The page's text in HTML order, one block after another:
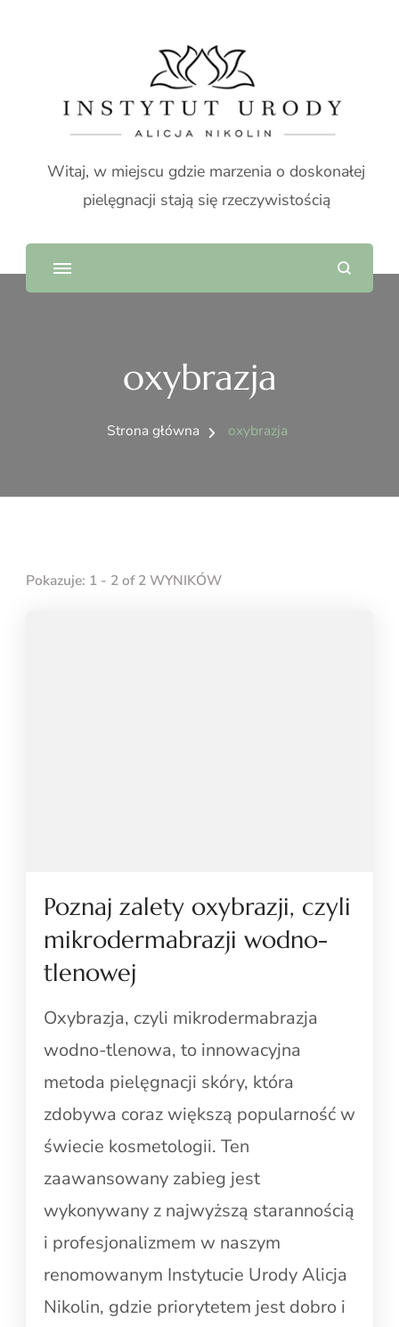
Witaj, w miejscu gdzie marzenia o doskonałej
pielęgnacji stają się rzeczywistością
oxybrazja
Strona główna oxybrazja
Pokazuje: 1 - 2 of 2 WYNIKÓW
Poznaj zalety oxybrazji, czyli
mikrodermabrazji wodno-
tlenowej
Oxybrazja, czyli mikrodermabrazja
wodno-tlenowa, to innowacyjna
metoda pielęgnacji skóry, która
zdobywa coraz większą popularność w
świecie kosmetologii. Ten
zaawansowany zabieg jest
wykonywany z najwyższą starannością
i profesjonalizmem w naszym
renomowanym Instytucie Urody Alicja
Nikolin, gdzie priorytetem jest dobro i